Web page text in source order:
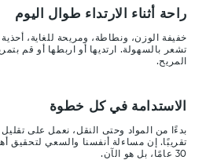
راحة أثناء الارتداء طوال اليوم
خفيفة الوزن، ونطاطة، ومريحة للغاية، أحذية
تشعر بالسهولة. ارتديها أو اربطها أو قم
المريح.
الاستدامة في كل خطوة
بدءًا من المواد وحتى النقل، نعمل على تقليل
تقريبًا. إن مساءلة أنفسنا والسعي لتحقيق
30 عامًا، بل هو الآن.